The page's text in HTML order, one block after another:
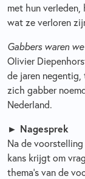
met hun verleden,
wat ze verloren
Gabbers waren we
Olivier
de jaren
zich gabber
Nederland.
► Nagesprek
Na de
kans krijgt om
thema's van de